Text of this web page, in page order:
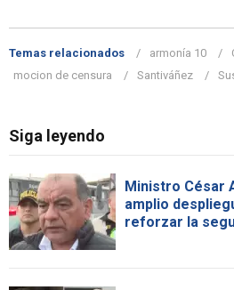
Temas relacionados armonía 10
mocion de censura
Santiváñez
Siga leyendo
Ministro César
amplio
reforzar la